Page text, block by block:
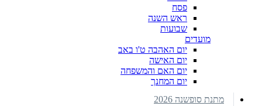
פסח
ראש השנה
שבועות
מועדים
יום האהבה ט'ו באב
יום האישה
יום האם והמשפחה
יום המחנך
מתנת סופשנה 2026